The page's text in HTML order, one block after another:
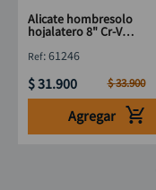
Alicate hombresolo
hojalatero 8" Cr-V
:61246
$31.900 $33.900
Agregar